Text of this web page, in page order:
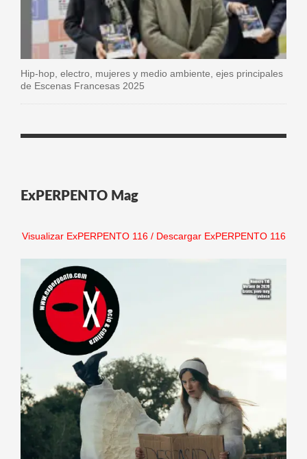
Hip-hop, electro, mujeres y medio ambiente, ejes principales
de Escenas Francesas 2025
ExPERPENTO Mag
Visualizar ExPERPENTO 116/ Descargar ExPERPENTO 116